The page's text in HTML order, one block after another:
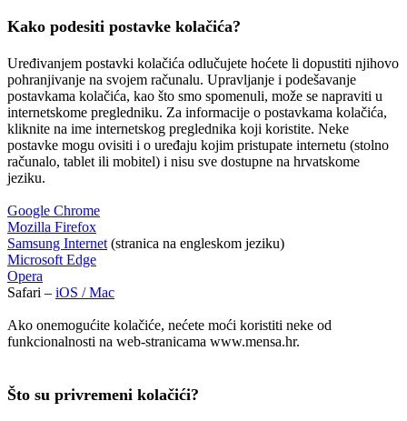
Kako podesiti postavke kolačića?
Uređivanjem postavki kolačića odlučujete hoćete li dopustiti njihovo
pohranjivanje na svojem računalu. Upravljanje i podešavanje
postavkama kolačića, kao što smo spomenuli, može se napraviti u
internetskome pregledniku. Za informacije o postavkama kolačića,
kliknite na ime internetskog preglednika koji koristite. Neke
postavke mogu ovisiti i o uređaju kojim pristupate internetu (stolno
računalo, tablet ili mobitel) i nisu sve dostupne na hrvatskome
jeziku.
Google Chrome
Mozilla Firefox
Samsung Internet (stranica na engleskom jeziku)
Microsoft Edge
Opera
Safari – iOS / Mac
Ako onemogućite kolačiće, nećete moći koristiti neke od
funkcionalnosti na web-stranicama www.mensa.hr.
Što su privremeni kolačići?